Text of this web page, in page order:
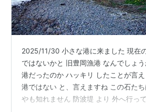
2025/11/30 小さな港に来ました 現在
ではないかと 旧豊岡漁港 なんでしょ
港だったのか ハッキリ したことが言
港ではない と、言えますね この石た
やも知れません 防波堤 より 外へ行っ